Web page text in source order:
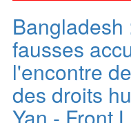
fausses
l'encontre
des droits